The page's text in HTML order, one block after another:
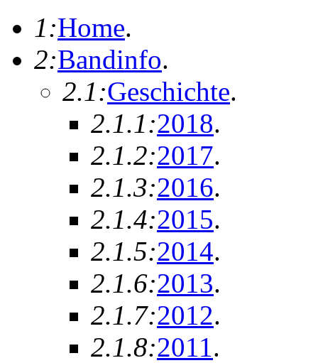
1:Home.
2:Bandinfo.
2.1:Geschichte.
2.1.1:2018.
2.1.2:2017.
2.1.3:2016.
2.1.4:2015.
2.1.5:2014.
2.1.6:2013.
2.1.7:2012.
2.1.8:2011.